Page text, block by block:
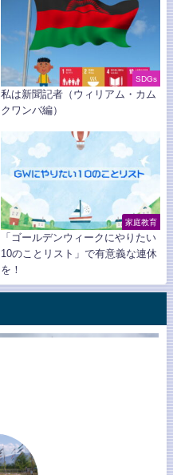
SDGs
私は新聞記者（ウィリアム・カム
クワンバ編）
家庭教育
「ゴールデンウィークにやりたい
10のことリスト」で有意義な連休
を！